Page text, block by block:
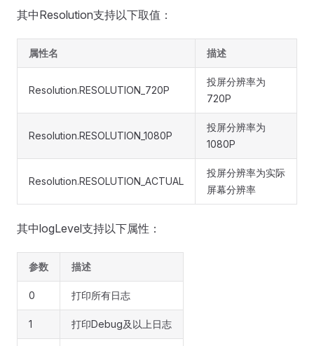
其中Resolution支持以下取值：
属性名 描述
Resolution.RESOLUTION_720P
投屏分辨率为
720P
Resolution.RESOLUTION_1080P
投屏分辨率为
1080P
Resolution.RESOLUTION_ACTUAL
投屏分辨率为实际
屏幕分辨率
其中logLevel支持以下属性：
参数 描述
0 打印所有日志
1 打印Debug及以上日志